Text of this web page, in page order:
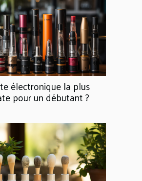
électronique la plus
pour un débutant ?